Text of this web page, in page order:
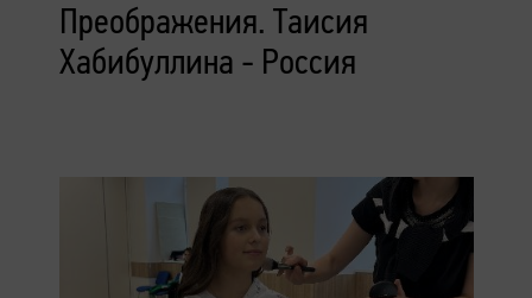
Преображения. Таисия
Хабибуллина - Россия